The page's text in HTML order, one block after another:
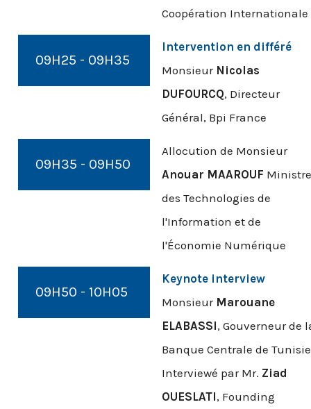
Coopération Internationale
09H25 - 09H35
Intervention en différé
MonsieurNicolas
DUFOURCQ, Directeur
Général, Bpi France
09H35 - 09H50
Allocution de Monsieur
Anouar MAAROUF Ministre
des Technologies de
l'Information et de
l'Économie Numérique
09H50 - 10H05
Keynote interview
MonsieurMarouane
ELABASSI, Gouverneur de
Banque Centrale de Tunisie
Interviewé par Mr. Ziad
OUESLATI, Founding